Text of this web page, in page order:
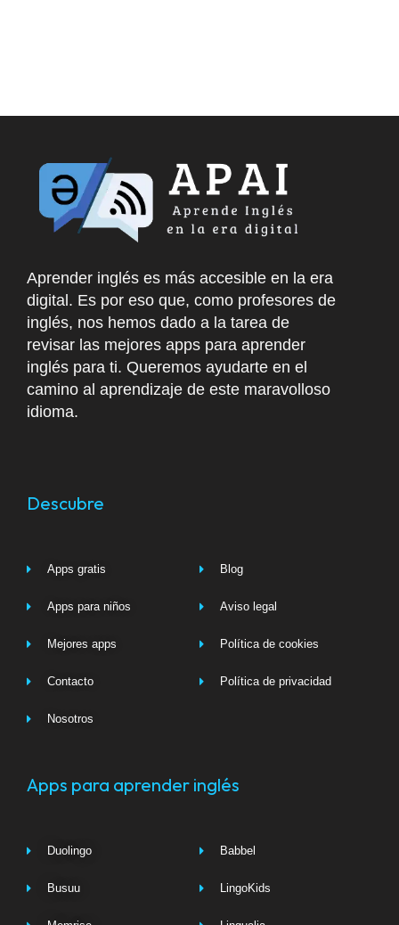
Aprender inglés es más accesible en la era
digital. Es por eso que, como profesores de
inglés, nos hemos dado a la tarea de
revisar las mejores apps para aprender
inglés para ti. Queremos ayudarte en el
camino al aprendizaje de este maravolloso
idioma.
Descubre
Apps gratis
Apps para niños
Mejores apps
Contacto
Nosotros
Blog
Aviso legal
Política de cookies
Política de privacidad
Apps para aprender inglés
Duolingo
Busuu
Babbel
LingoKids